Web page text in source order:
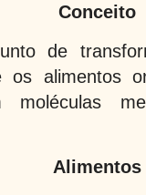
Conceito
de
os alimentos
moléculas